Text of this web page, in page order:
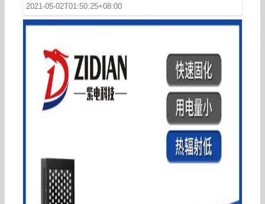
2021-05-02T01:50:25+08:00